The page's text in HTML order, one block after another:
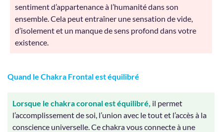
sentiment d’appartenance à l’humanité dans son
ensemble. Cela peut entraîner une sensation de vide,
d’isolement et un manque de sens profond dans votre
existence.
Quand le Chakra Frontal est équilibré
Lorsque le chakra coronal est équilibré, il permet
l’accomplissement de soi, l’union avec le tout et l’accès à la
conscience universelle. Ce chakra vous connecte à une